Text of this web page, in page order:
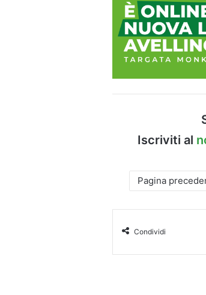
Iscriviti al
Pagina
Condividi